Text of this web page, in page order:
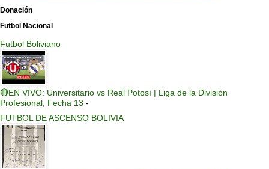
Donación
Futbol Nacional
Futbol Boliviano
🔴EN VIVO: Universitario vs Real Potosí | Liga de la División
Profesional, Fecha 13 -
FUTBOL DE ASCENSO BOLIVIA